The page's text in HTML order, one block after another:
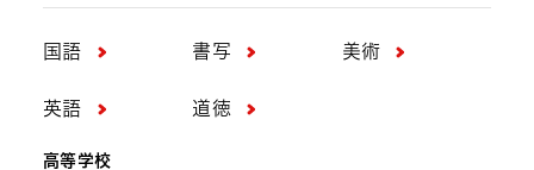
国語 書写 美術
英語 道徳
高等学校